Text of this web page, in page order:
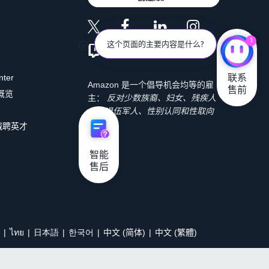
览
聘英才
Amazon 是一个倡导机会均等的雇
主：
反对少数族裔、妇女、残疾人
士、退伍军人、性别认同和性取向
歧视。
ไทย 日本語 한국어 中文 (简体) 中文 (繁體)
这个页面的主要内容是什么? 1
联系
售前
智能
售后